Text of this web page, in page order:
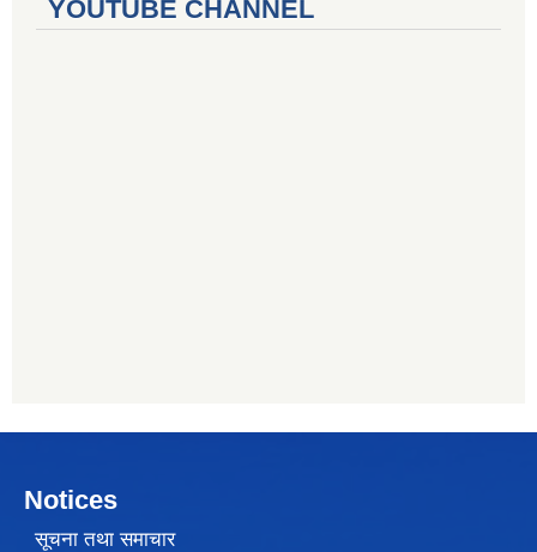
YOUTUBE CHANNEL
Notices
सूचना तथा समाचार